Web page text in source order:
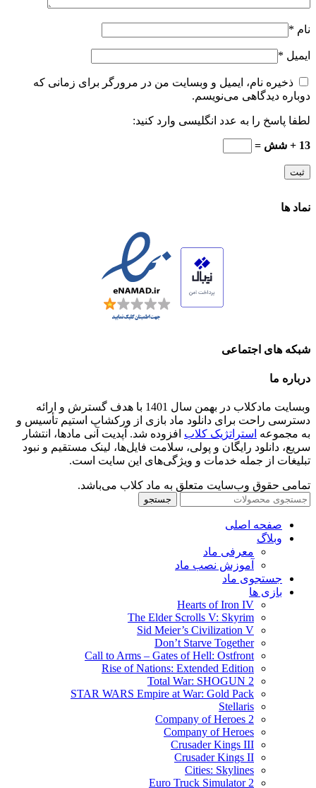
نام *
ایمیل *
ذخیره نام، ایمیل و وبسایت من در مرورگر برای زمانی که
دوباره دیدگاهی می‌نویسم.
لطفا پاسخ را به عدد انگلیسی وارد کنید:
13 + شش =
نماد ها
شبکه های اجتماعی
درباره ما
وبسایت مادکلاب در بهمن سال 1401 با هدف گسترش و ارائه
دسترسی راحت برای دانلود ماد بازی از ورکشاپ استیم تأسیس و
به مجموعه استراتژیک کلاب افزوده شد. آپدیت آنی مادها، انتشار
سریع، دانلود رایگان و پولی، سلامت فایل‌ها، لینک مستقیم و نبود
تبلیغات از جمله خدمات و ویژگی‌های این سایت است.
تمامی حقوق وب‌سایت متعلق به ماد کلاب می‌باشد.
جستجو
صفحه اصلی
وبلاگ
معرفی ماد
آموزش نصب ماد
جستجوی ماد
بازی ها
Hearts of Iron IV
The Elder Scrolls V: Skyrim
Sid Meier’s Civilization V
Don’t Starve Together
Call to Arms – Gates of Hell: Ostfront
Rise of Nations: Extended Edition
Total War: SHOGUN 2
STAR WARS Empire at War: Gold Pack
Stellaris
Company of Heroes 2
Company of Heroes
Crusader Kings III
Crusader Kings II
Cities: Skylines
Euro Truck Simulator 2